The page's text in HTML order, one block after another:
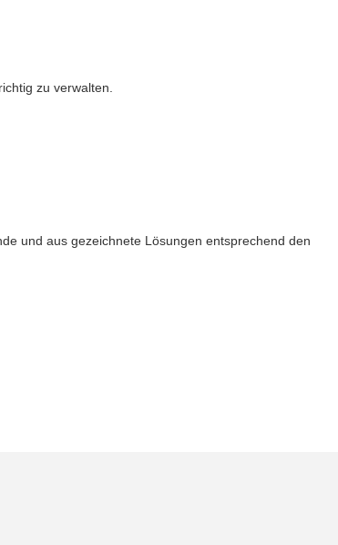
zu verwalten.
und aus gezeichnete Lösungen entsprechend den